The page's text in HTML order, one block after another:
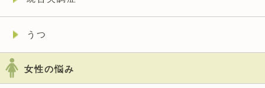
うつ
女性の悩み